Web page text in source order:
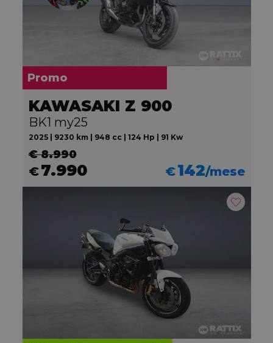
Promo
KAWASAKI Z 900
BK1 my25
2025 | 9230 km | 948 cc | 124 Hp | 91 Kw
€ 8.990
€7.990 €142/mese